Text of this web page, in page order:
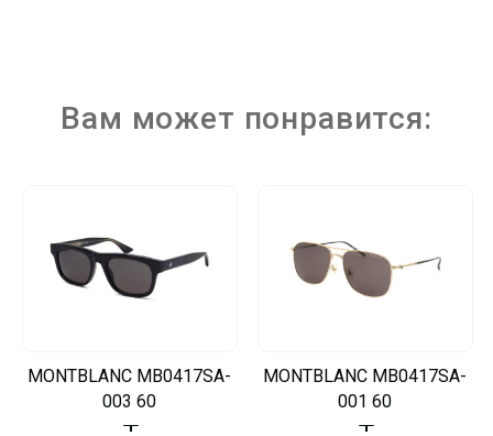
Вам может понравится:
MONTBLANC MB0417SA-
003 60
MONTBLANC MB0417SA-
001 60